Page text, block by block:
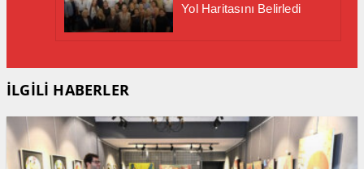
Yol Haritasını Belirledi
İLGİLİ HABERLER